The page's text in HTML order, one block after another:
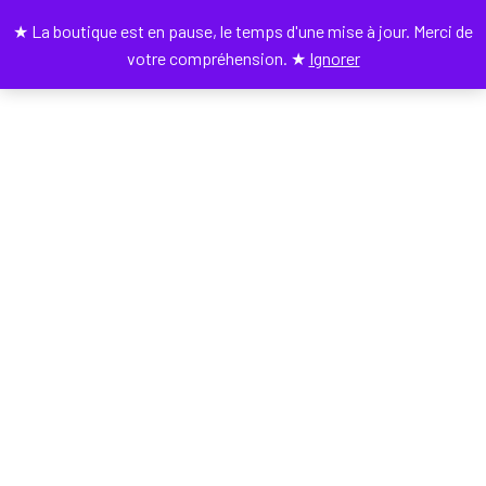
0
★ La boutique est en pause, le temps d'une mise à jour. Merci de
votre compréhension. ★ Ignorer